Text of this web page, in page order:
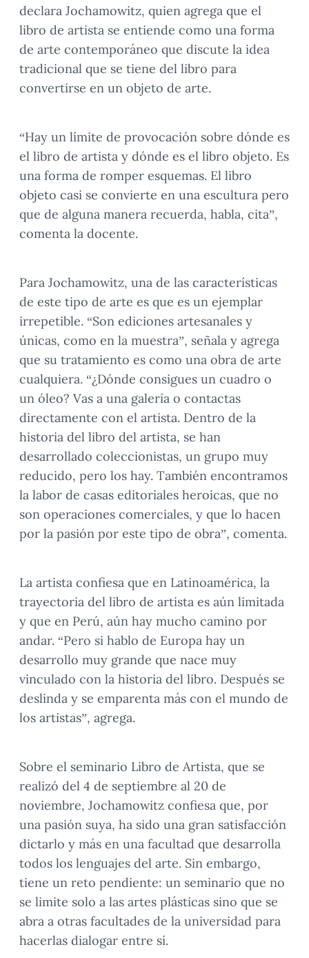
declara Jochamowitz, quien agrega que el
libro de artista se entiende como una forma
de arte contemporáneo que discute la idea
tradicional que se tiene del libro para
convertirse en un objeto de arte.
“Hay un límite de provocación sobre dónde es
el libro de artista y dónde es el libro objeto. Es
una forma de romper esquemas. El libro
objeto casi se convierte en una escultura pero
que de alguna manera recuerda, habla, cita”,
comenta la docente.
Para Jochamowitz, una de las características
de este tipo de arte es que es un ejemplar
irrepetible. “Son ediciones artesanales y
únicas, como en la muestra”, señala y agrega
que su tratamiento es como una obra de arte
cualquiera. “¿Dónde consigues un cuadro o
un óleo? Vas a una galería o contactas
directamente con el artista. Dentro de la
historia del libro del artista, se han
desarrollado coleccionistas, un grupo muy
reducido, pero los hay. También encontramos
la labor de casas editoriales heroicas, que no
son operaciones comerciales, y que lo hacen
por la pasión por este tipo de obra”, comenta.
La artista confiesa que en Latinoamérica, la
trayectoria del libro de artista es aún limitada
y que en Perú, aún hay mucho camino por
andar. “Pero si hablo de Europa hay un
desarrollo muy grande que nace muy
vinculado con la historia del libro. Después se
deslinda y se emparenta más con el mundo de
los artistas”, agrega.
Sobre el seminario Libro de Artista, que se
realizó del 4 de septiembre al 20 de
noviembre, Jochamowitz confiesa que, por
una pasión suya, ha sido una gran satisfacción
dictarlo y más en una facultad que desarrolla
todos los lenguajes del arte. Sin embargo,
tiene un reto pendiente: un seminario que no
se limite solo a las artes plásticas sino que se
abra a otras facultades de la universidad para
hacerlas dialogar entre sí.